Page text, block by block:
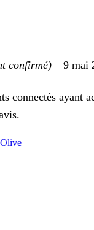
confirmé) – 9 mai
connectés ayant